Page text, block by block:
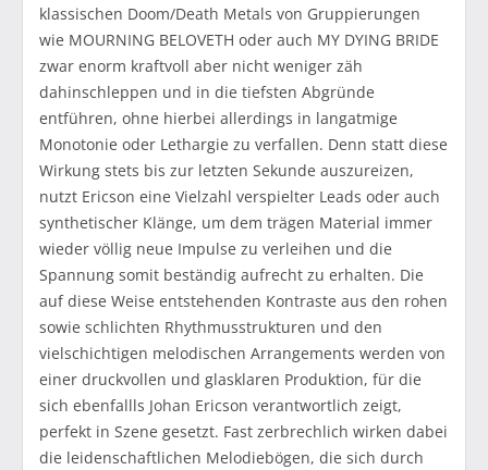
klassischen Doom/Death Metals von Gruppierungen
wie MOURNING BELOVETH oder auch MY DYING BRIDE
zwar enorm kraftvoll aber nicht weniger zäh
dahinschleppen und in die tiefsten Abgründe
entführen, ohne hierbei allerdings in langatmige
Monotonie oder Lethargie zu verfallen. Denn statt diese
Wirkung stets bis zur letzten Sekunde auszureizen,
nutzt Ericson eine Vielzahl verspielter Leads oder auch
synthetischer Klänge, um dem trägen Material immer
wieder völlig neue Impulse zu verleihen und die
Spannung somit beständig aufrecht zu erhalten. Die
auf diese Weise entstehenden Kontraste aus den rohen
sowie schlichten Rhythmusstrukturen und den
vielschichtigen melodischen Arrangements werden von
einer druckvollen und glasklaren Produktion, für die
sich ebenfallls Johan Ericson verantwortlich zeigt,
perfekt in Szene gesetzt. Fast zerbrechlich wirken dabei
die leidenschaftlichen Melodiebögen, die sich durch